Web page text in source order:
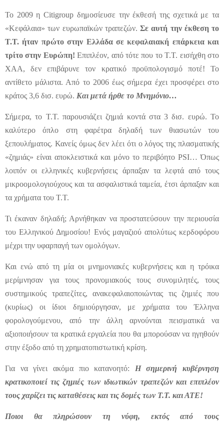
Το 2009 η Citigroup δημοσίευσε την έκθεσή της σχετικά με τα
«Κεφάλαια» των ευρωπαϊκών τραπεζών. Σε αυτή την έκθεση το
Τ.Τ. ήταν πρώτο στην Ελλάδα σε κεφαλαιακή επάρκεια και
τρίτο στην Ευρώπη! Επιπλέον, από τότε που το Τ.Τ. εισήχθη στο
ΧΑΑ, δεν επιβάρυνε τον κρατικό προϋπολογισμό ποτέ! Το
αντίθετο μάλιστα. Από το 2006 έως σήμερα έχει προσφέρει στο
κράτος 3,6 δισ. ευρώ. Και μετά ήρθε το Μνημόνιο…
Σήμερα, το Τ.Τ. παρουσιάζει ζημιά κοντά στα 3 δισ. ευρώ. Το
καλύτερο όπλο στη φαρέτρα δηλαδή των θιασωτών του
ξεπουλήματος. Κανείς όμως δεν λέει ότι ο λόγος της πλασματικής
«ζημιάς» είναι αποκλειστικά και μόνο το περιβόητο PSI… Όπως
λοιπόν οι ελληνικές κυβερνήσεις άρπαξαν τα λεφτά από τους
μικροομολογιούχους και τα ασφαλιστικά ταμεία, έτσι άρπαξαν και
τα χρήματα του Τ.Τ.
Τι έκαναν δηλαδή; Αρνήθηκαν να προστατεύσουν την περιουσία
του Ελληνικού Δημοσίου! Ενός μαγαζιού απολύτως κερδοφόρου
μέχρι την υφαρπαγή των ομολόγων.
Και ενώ από τη μία οι μνημονιακές κυβερνήσεις και η τρόικα
μερίμνησαν για τους προνομιακούς τους συνομιλητές, τους
συστημικούς τραπεζίτες, ανακεφαλαιοποιώντας τις ζημιές που
(κυρίως) οι ίδιοι δημιούργησαν, με χρήματα του Έλληνα
φορολογούμενου, από την άλλη αρνούνται πεισματικά να
αξιοποιήσουν τα κρατικά εργαλεία που θα μπορούσαν να ηγηθούν
στην έξοδο από τη χρηματοπιστωτική κρίση.
Για να γίνει ακόμα πιο κατανοητό: Η σημερινή κυβέρνηση
κρατικοποιεί τις ζημιές των ιδιωτικών τραπεζών και επιπλέον
τους χαρίζει τις καταθέσεις και τις δομές των Τ.Τ. και ΑΤΕ!
Ποιοι θα πληρώσουν τη νύφη, εκτός από τους